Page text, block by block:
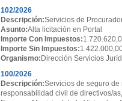
102/2026
Descripción:Servicios de
Asunto:Alta licitación en Portal
Importe Con Impuestos:
Importe Sin Impuestos:
Organismo: Dirección Servicios
100/2026
Descripción:Servicios de seguro
responsabilidad civil de directivos/